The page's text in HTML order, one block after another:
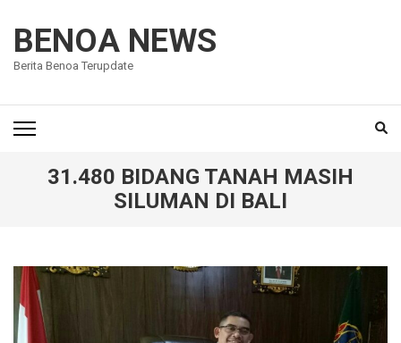
konten
(Tekan
BENOA NEWS
Berita Benoa Terupdate
31.480 BIDANG TANAH MASIH
SILUMAN DI BALI